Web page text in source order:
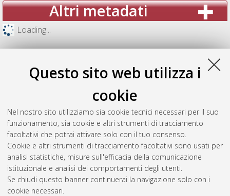
Questo sito web utilizza i
cookie
Nel nostro sito utilizziamo sia cookie tecnici necessari per il suo
funzionamento, sia cookie e altri strumenti di tracciamento
facoltativi che potrai attivare solo con il tuo consenso.
Cookie e altri strumenti di tracciamento facoltativi sono usati per
analisi statistiche, misure sull'efficacia della comunicazione
istituzionale e analisi dei comportamenti degli utenti.
Se chiudi questo banner continuerai la navigazione solo con i
cookie necessari.
Altri metadati
Loading...
Gestione del documento: